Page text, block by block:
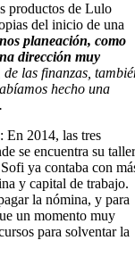
productos de Lulo
del inicio de una
planeación, como
dirección muy
las finanzas,
hecho una
En 2014, las tres
se encuentra su
ya contaba con
y capital de trabajo.
la nómina, y para
un momento muy
para solventar la